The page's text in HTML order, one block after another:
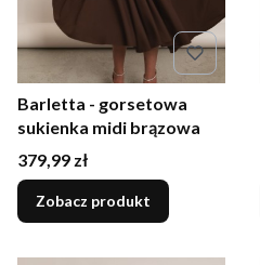
Barletta - gorsetowa
sukienka midi brązowa
Cena
379,99 zł
Zobacz produkt